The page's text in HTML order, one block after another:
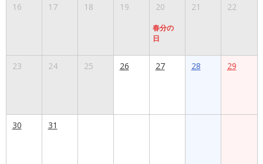
16 17 18 19 20
春分の
日
21 22
23 24 25 26 27 28 29
30 31